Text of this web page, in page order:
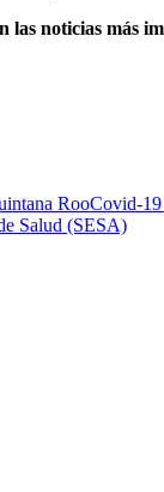
las noticias más
RooCovid-19
Salud (SESA)